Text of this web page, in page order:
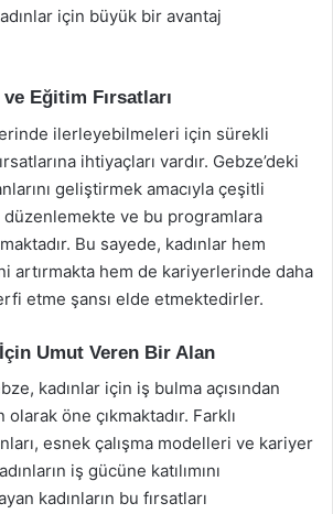
için büyük bir avantaj
Eğitim Fırsatları
ilerleyebilmeleri için sürekli
ihtiyaçları vardır. Gebze’deki
geliştirmek amacıyla çeşitli
düzenlemekte ve bu programlara
Bu sayede, kadınlar hem
artırmakta hem de kariyerlerinde daha
etme şansı elde etmektedirler.
Umut Veren Bir Alan
kadınlar için iş bulma açısından
öne çıkmaktadır. Farklı
esnek çalışma modelleri ve kariyer
iş gücüne katılımını
kadınların bu fırsatları